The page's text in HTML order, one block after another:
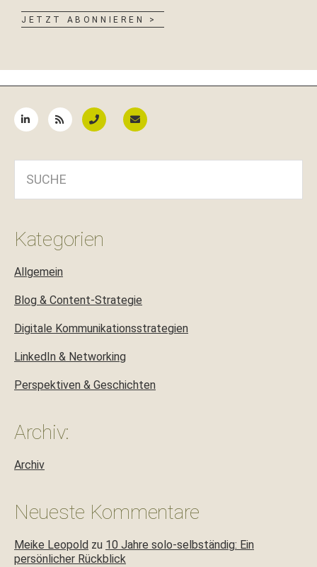
JETZT ABONNIEREN >
Kategorien
Allgemein
Blog & Content-Strategie
Digitale Kommunikationsstrategien
LinkedIn & Networking
Perspektiven & Geschichten
Archiv:
Archiv
Neueste Kommentare
Meike Leopold zu 10 Jahre solo-selbständig: Ein
persönlicher Rückblick